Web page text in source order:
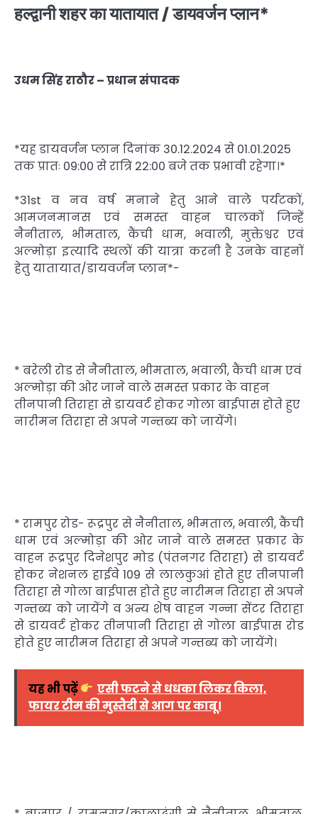
हल्द्वानी शहर का यातायात / डायवर्जन प्लान*
उधम सिंह राठौर – प्रधान संपादक
*यह डायवर्जन प्लान दिनांक 30.12.2024 से 01.01.2025
तक प्रातः 09:00 से रात्रि 22:00 बजे तक प्रभावी रहेगा।*
*31st व नव वर्ष मनाने हेतु आने वाले पर्यटकों,
आमजनमानस एवं समस्त वाहन चालकों जिन्हें
नैनीताल, भीमताल, कैंची धाम, भवाली, मुक्तेश्वर एवं
अल्मोड़ा इत्यादि स्थलों की यात्रा करनी है उनके वाहनों
हेतु यातायात/डायवर्जन प्लान*-
* बरेली रोड से नैनीताल, भीमताल, भवाली, कैंची धाम एवं
अल्मोड़ा की ओर जाने वाले समस्त प्रकार के वाहन
तीनपानी तिराहा से डायवर्ट होकर गोला बाईपास होते हुए
नारीमन तिराहा से अपने गन्तब्य को जायेंगे।
* रामपुर रोड- रूद्रपुर से नैनीताल, भीमताल, भवाली, कैंची
धाम एवं अल्मोड़ा की ओर जाने वाले समस्त प्रकार के
वाहन रूद्रपुर दिनेशपुर मोड (पंतनगर तिराहा) से डायवर्ट
होकर नेशनल हाईवे 109 से लालकुआं होते हुए तीनपानी
तिराहा से गोला बाईपास होते हुए नारीमन तिराहा से अपने
गन्तब्य को जायेंगे व अन्य शेष वाहन गन्ना सेंटर तिराहा
से डायवर्ट होकर तीनपानी तिराहा से गोला बाईपास रोड
होते हुए नारीमन तिराहा से अपने गन्तब्य को जायेंगे।
यह भी पढ़ें
एसी फटने से धधका लिकर किला,
फायर टीम की मुस्तैदी से आग पर काबू।